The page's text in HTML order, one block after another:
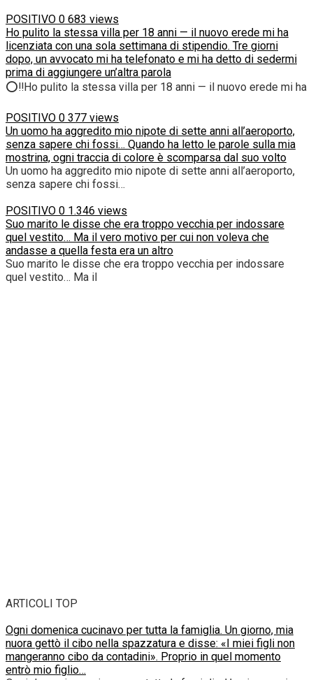
POSITIVO 0 683 views
Ho pulito la stessa villa per 18 anni — il nuovo erede mi ha
licenziata con una sola settimana di stipendio. Tre giorni
dopo, un avvocato mi ha telefonato e mi ha detto di sedermi
prima di aggiungere un’altra parola
⭕‼️Ho pulito la stessa villa per 18 anni — il nuovo erede mi ha
POSITIVO 0 377 views
Un uomo ha aggredito mio nipote di sette anni all’aeroporto,
senza sapere chi fossi… Quando ha letto le parole sulla mia
mostrina, ogni traccia di colore è scomparsa dal suo volto
Un uomo ha aggredito mio nipote di sette anni all’aeroporto,
senza sapere chi fossi…
POSITIVO 0 1.346 views
Suo marito le disse che era troppo vecchia per indossare
quel vestito… Ma il vero motivo per cui non voleva che
andasse a quella festa era un altro
Suo marito le disse che era troppo vecchia per indossare
quel vestito… Ma il
ARTICOLI TOP
Ogni domenica cucinavo per tutta la famiglia. Un giorno, mia
nuora gettò il cibo nella spazzatura e disse: «I miei figli non
mangeranno cibo da contadini». Proprio in quel momento
entrò mio figlio…